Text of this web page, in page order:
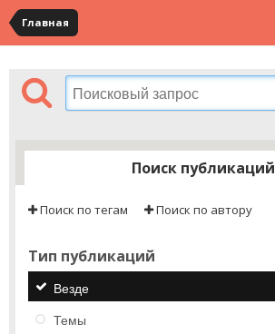
Главная
Поиск публикаций
Поиск по тегам Поиск по автору
Тип публикаций
Везде
Темы